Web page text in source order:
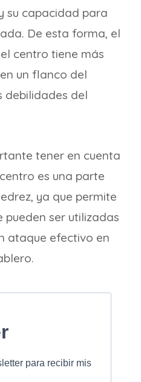
su capacidad para
De esta forma, el
centro tiene más
un flanco del
debilidades del
tener en cuenta
es una parte
ya que permite
ser utilizadas
ataque efectivo en